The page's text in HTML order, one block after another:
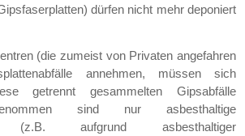
dürfen nicht mehr deponiert
(die zumeist von Privaten angefahren
annehmen, müssen sich
getrennt gesammelten Gipsabfälle
sind nur asbesthaltige
(z.B. aufgrund asbesthaltiger